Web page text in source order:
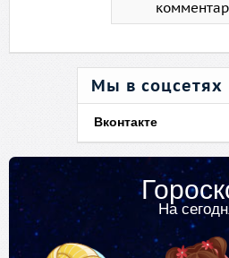
Мы в соцсетях
Вконтакте
На